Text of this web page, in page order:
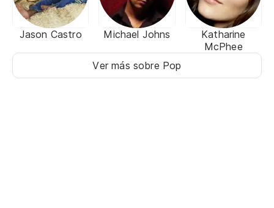
Jason Castro Michael Johns
Katharine
McPhee
Ver más sobre Pop